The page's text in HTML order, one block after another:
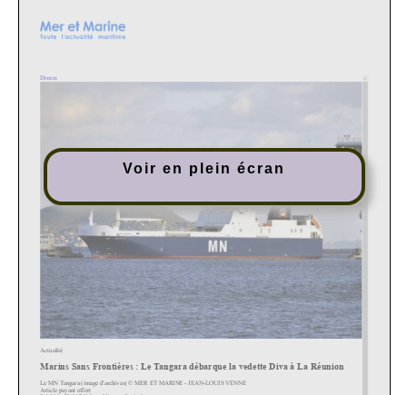
Voir en plein écran